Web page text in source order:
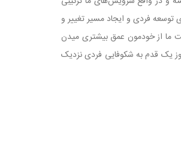
توسعه فردی و ایجاد مسیر تغییر و
ما از خودمون عمق بیشتری میدن
یک قدم به شکوفایی فردی نزدیک